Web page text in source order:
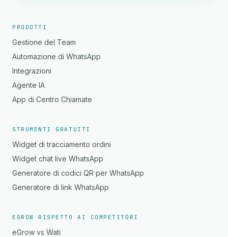
PRODOTTI
Gestione del Team
Automazione di WhatsApp
Integrazioni
Agente IA
App di Centro Chiamate
STRUMENTI GRATUITI
Widget di tracciamento ordini
Widget chat live WhatsApp
Generatore di codici QR per WhatsApp
Generatore di link WhatsApp
EGROW RISPETTO AI COMPETITORI
eGrow vs Wati